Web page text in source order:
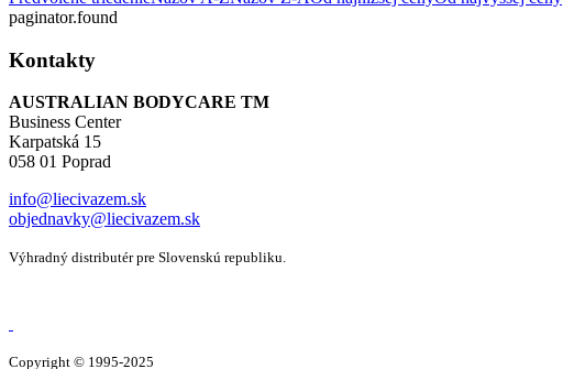
paginator.found
Kontakty
AUSTRALIAN BODYCARE TM
Business Center
Karpatská 15
058 01 Poprad
info@liecivazem.sk
objednavky@liecivazem.sk
Výhradný distributér pre Slovenskú republiku.
Copyright © 1995-2025